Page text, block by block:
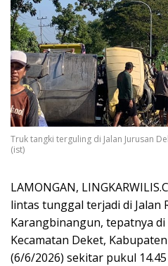
Truk tangki terguling di Jalan Jurusan
(ist)
LAMONGAN,
lintas tunggal terjadi di Jalan
Karangbinangun, tepatnya di
Kecamatan Deket,
(6/6/2026) sekitar pukul